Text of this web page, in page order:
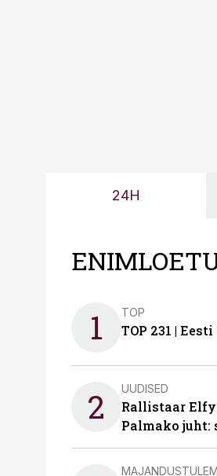
24H
1 TOP
TOP 231 |
2 UUDISED
Rallistaar
Palmako juht: